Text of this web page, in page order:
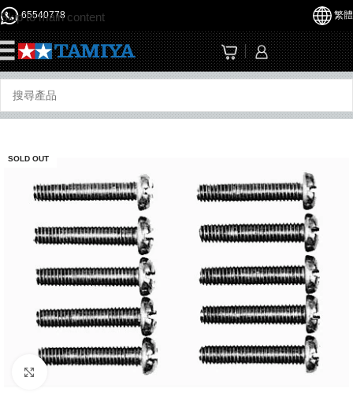
Skip to main content
65540778 繁體
SOLD OUT